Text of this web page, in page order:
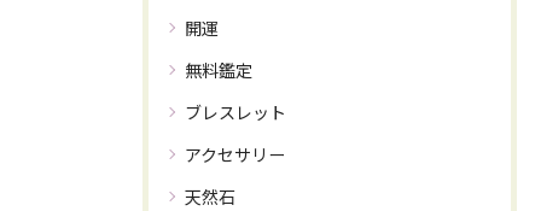
開運
無料鑑定
ブレスレット
アクセサリー
天然石